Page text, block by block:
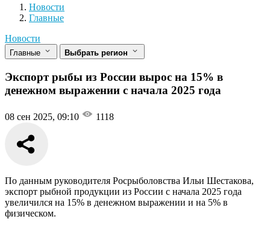
Новости
Разделы
Новости
Главные
Новости
Главные Выбрать регион
Экспорт рыбы из России вырос на 15% в
денежном выражении с начала 2025 года
08 сен 2025, 09:10 1118
По данным руководителя Росрыболовства Ильи Шестакова,
экспорт рыбной продукции из России с начала 2025 года
увеличился на 15% в денежном выражении и на 5% в
физическом.